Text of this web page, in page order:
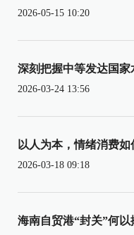
2026-05-15 10:20
深刻把握中等发达国
2026-03-24 13:56
以人为本，情绪消费
2026-03-18 09:18
海南自贸港“封关”何